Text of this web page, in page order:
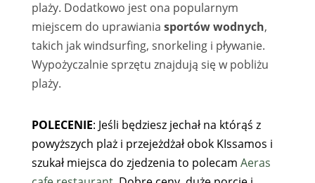
plaży. Dodatkowo jest ona popularnym
miejscem do uprawiania sportów wodnych,
takich jak windsurfing, snorkeling i pływanie.
Wypożyczalnie sprzętu znajdują się w pobliżu
plaży.
POLECENIE: Jeśli będziesz jechał na którąś z
powyższych plaż i przejeżdżał obok KIssamos i
szukał miejsca do zjedzenia to polecam Aeras